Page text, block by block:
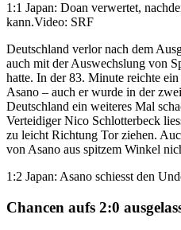
1:1 Japan: Doan verwertet,
kann.Video: SRF
Deutschland verlor nach dem
auch mit der Auswechslung von
hatte. In der 83. Minute reichte
Asano – auch er wurde in der
Deutschland ein weiteres Mal
Verteidiger Nico Schlotterbeck
zu leicht Richtung Tor ziehen.
von Asano aus spitzem Winkel
1:2 Japan: Asano schiesst den
Chancen aufs 2:0